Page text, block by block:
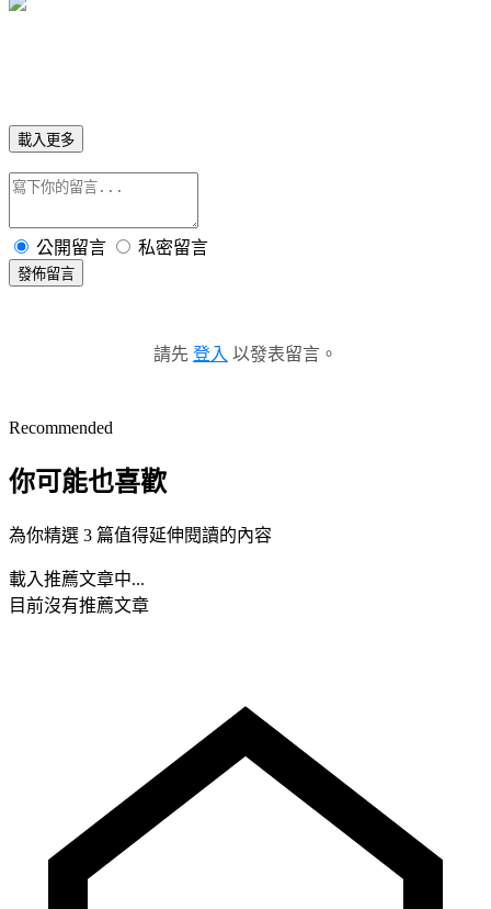
載入更多
公開留言 私密留言
發佈留言
請先 登入 以發表留言。
Recommended
你可能也喜歡
為你精選 3 篇值得延伸閱讀的內容
載入推薦文章中...
目前沒有推薦文章